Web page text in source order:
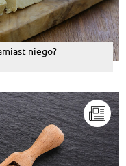
niego?